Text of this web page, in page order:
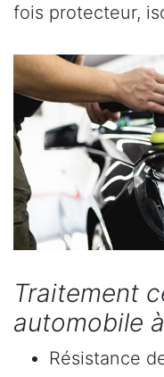
fois protecteur,
Traitement
automobile
Résistance